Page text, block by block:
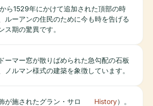
ら1529年にかけて追加された頂部の時
ルーアンの住民のために今も時を告げる
ス期の驚異です。
ーマー窓が散りばめられた急勾配の石板
ノルマン様式の建築を象徴しています。
が施されたグラン・サロ
History）。